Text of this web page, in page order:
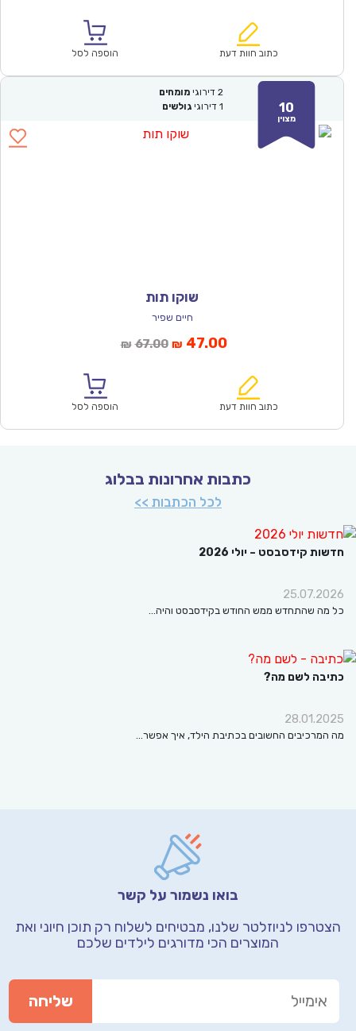
₪67.00.
הוא:
כתוב חוות דעת הוספה לסל
דירוגי מומחים
דירוגי גולשים
שוקו תות
חיים שפיר
₪ 67.00המחיר
₪67.00.
₪ 47.00
הוא:
כתוב חוות דעת הוספה לסל
כתבות אחרונות בבלוג
לכל הכתבות >>
קידסבסט – יולי 2026
שהתחדש ממש החודש בקידסבסט והיה…
לשם מה?
החשובים בכתיבת הילד, איך אפשר…
בואו נשמור על קשר
לניוזלטר שלנו, מבטיחים לשלוח רק תוכן חיוני ואת
המוצרים הכי מדורגים לילדים שלכם